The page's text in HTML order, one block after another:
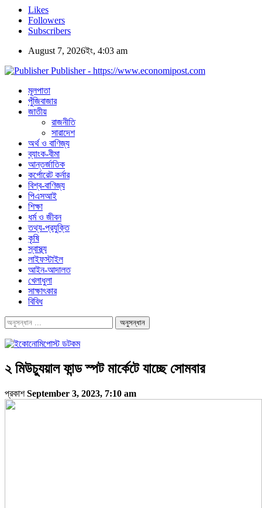
Likes
Followers
Subscribers
August 7, 2026ইং, 4:03 am
Publisher - https://www.economipost.com
মূলপাতা
পুঁজিবাজার
জাতীয়
রাজনীতি
সারাদেশ
অর্থ ও বাণিজ্য
ব্যাংক-বীমা
আন্তর্জাতিক
কর্পোরেট কর্নার
বিশ্ব-বাণিজ্য
পিএসআই
শিক্ষা
ধর্ম ও জীবন
তথ্য-প্রযুক্তি
কৃষি
স্বাস্থ্য
লাইফস্টাইল
আইন-আদালত
খেলাধুলা
সাক্ষাৎকার
বিবিধ
২ মিউচ্যুয়াল ফান্ড স্পট মার্কেটে যাচ্ছে সোমবার
প্রকাশSeptember 3, 2023, 7:10 am